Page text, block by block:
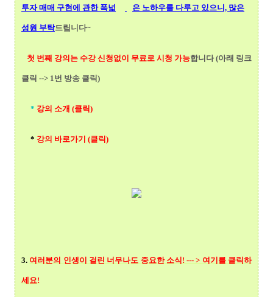
투자 매매 구현에 관한 폭넓 은 노하우를 다루고 있으니, 많은
성원 부탁드립니다~
첫 번째 강의는 수강 신청없이 무료로 시청 가능합니다 (아래 링크
클릭 --> 1번 방송 클릭)
* 강의 소개 (클릭)
* 강의 바로가기 (클릭)
3. 여러분의 인생이 걸린 너무나도 중요한 소식! --- > 여기를 클릭하
세요!